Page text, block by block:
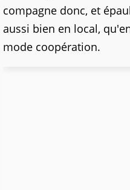
compagne donc, et
aussi bien en local,
mode coopération.